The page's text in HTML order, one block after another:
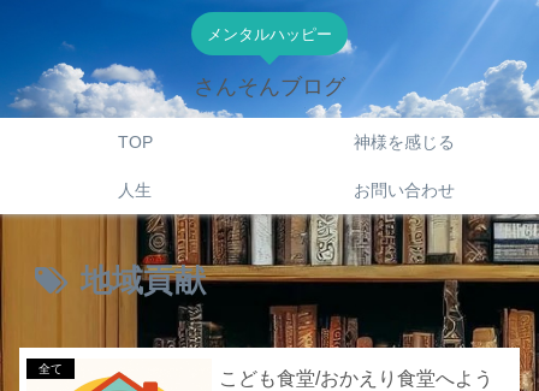
メンタルハッピー
さんそんブログ
TOP 神様を感じる
人生 お問い合わせ
地域貢献
全て
こども食堂/おかえり食堂へよう